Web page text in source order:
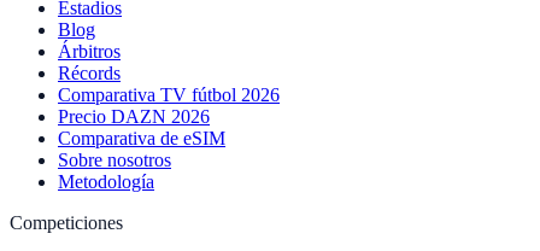
Estadios
Blog
Árbitros
Récords
Comparativa TV fútbol 2026
Precio DAZN 2026
Comparativa de eSIM
Sobre nosotros
Metodología
Competiciones